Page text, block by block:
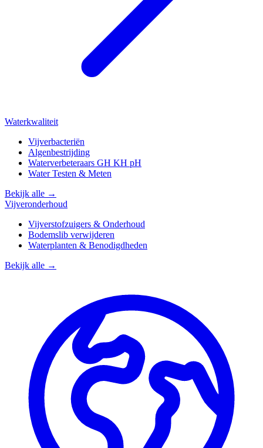
Waterkwaliteit
Vijverbacteriën
Algenbestrijding
Waterverbeteraars GH KH pH
Water Testen & Meten
Bekijk alle →
Vijveronderhoud
Vijverstofzuigers & Onderhoud
Bodemslib verwijderen
Waterplanten & Benodigdheden
Bekijk alle →